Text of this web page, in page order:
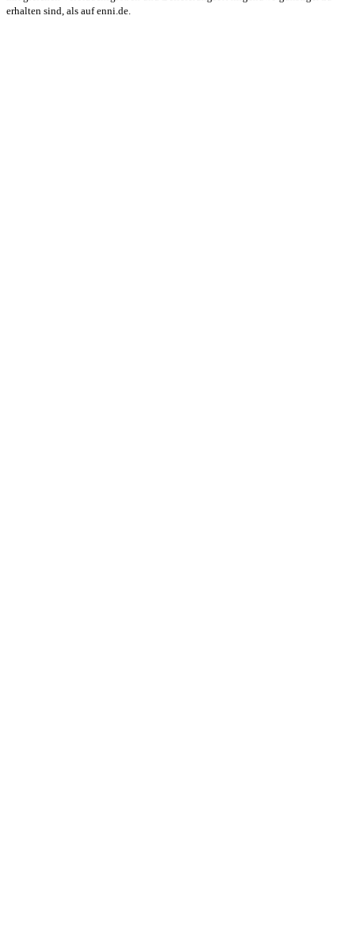
erhalten sind, als auf enni.de.